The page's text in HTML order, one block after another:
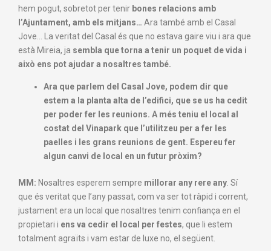
hem pogut, sobretot per tenir bones relacions amb
l’Ajuntament, amb els mitjans… Ara també amb el Casal
Jove… La veritat del Casal és que no estava gaire viu i ara que
està Mireia, ja sembla que torna a tenir un poquet de vida i
això ens pot ajudar a nosaltres també.
Ara que parlem del Casal Jove, podem dir que
estem a la planta alta de l’edifici, que se us ha cedit
per poder fer les reunions. A més teniu el local al
costat del Vinapark que l’utilitzeu per a fer les
paelles i les grans reunions de gent. Espereu fer
algun canvi de local en un futur pròxim?
MM: Nosaltres esperem sempre millorar any rere any . Sí
que és veritat que l’any passat, com va ser tot ràpid i corrent,
justament era un local que nosaltres tenim confiança en el
propietari i ens va cedir el local per festes, que li estem
totalment agraïts i vam estar de luxe no, el següent.